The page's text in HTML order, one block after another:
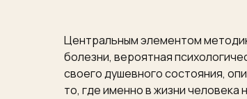
Центральным элементом
болезни, вероятная
своего душевного состояния,
то, где именно в жизни человека